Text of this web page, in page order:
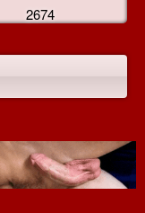
2674